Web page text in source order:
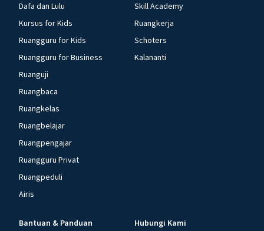
Dafa dan Lulu
Kursus for Kids
Ruangguru for Kids
Ruangguru for Business
Ruanguji
Ruangbaca
Ruangkelas
Ruangbelajar
Ruangpengajar
Ruangguru Privat
Ruangpeduli
Airis
Skill Academy
Ruangkerja
Schoters
Kalananti
Bantuan & Panduan Hubungi Kami